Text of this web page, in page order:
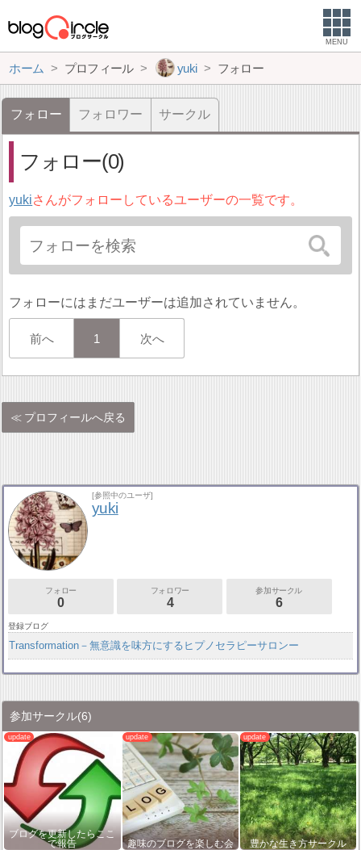
MENU
ホーム プロフィール yuki フォロー
フォロー フォロワー サークル
フォロー(0)
yukiさんがフォローしているユーザーの一覧です。
フォローにはまだユーザーは追加されていません。
前へ 1 次へ
プロフィールへ戻る
[参照中のユーザ]
yuki
フォロー
0
フォロワー
4
参加サークル
6
登録ブログ
Transformation－無意識を味方にするヒプノセラピーサロンー
参加サークル(6)
ブログを更新したらここ
で報告
趣味のブログを楽しむ会 豊かな生き方サークル